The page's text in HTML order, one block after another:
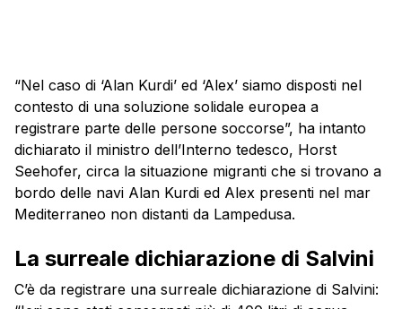
“Nel caso di ‘Alan Kurdi’ ed ‘Alex’ siamo disposti nel
contesto di una soluzione solidale europea a
registrare parte delle persone soccorse”, ha intanto
dichiarato il ministro dell’Interno tedesco, Horst
Seehofer, circa la situazione migranti che si trovano a
bordo delle navi Alan Kurdi ed Alex presenti nel mar
Mediterraneo non distanti da Lampedusa.
La surreale dichiarazione di Salvini
C’è da registrare una surreale dichiarazione di Salvini: